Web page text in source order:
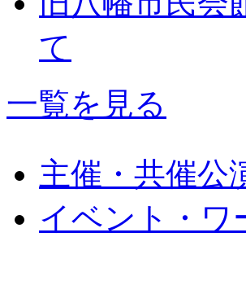
て
一覧を見る
主催・共催公
イベント・ワ